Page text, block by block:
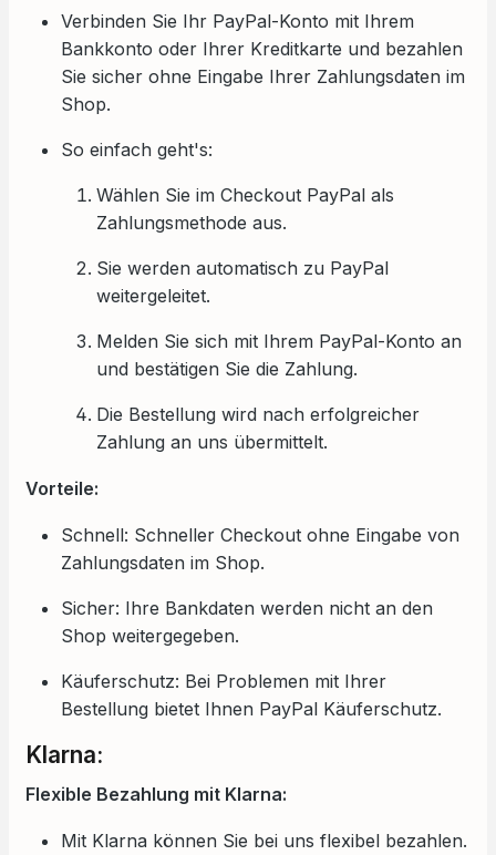
Verbinden Sie Ihr PayPal-Konto mit Ihrem
Bankkonto oder Ihrer Kreditkarte und bezahlen
Sie sicher ohne Eingabe Ihrer Zahlungsdaten im
Shop.
So einfach geht's:
Wählen Sie im Checkout PayPal als
Zahlungsmethode aus.
Sie werden automatisch zu PayPal
weitergeleitet.
Melden Sie sich mit Ihrem PayPal-Konto an
und bestätigen Sie die Zahlung.
Die Bestellung wird nach erfolgreicher
Zahlung an uns übermittelt.
Vorteile:
Schnell: Schneller Checkout ohne Eingabe von
Zahlungsdaten im Shop.
Sicher: Ihre Bankdaten werden nicht an den
Shop weitergegeben.
Käuferschutz: Bei Problemen mit Ihrer
Bestellung bietet Ihnen PayPal Käuferschutz.
Klarna:
Flexible Bezahlung mit Klarna:
Mit Klarna können Sie bei uns flexibel bezahlen.